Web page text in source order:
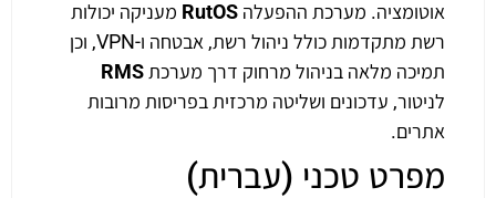
אוטומציה. מערכת ההפעלה RutOS מעניקה יכולות
רשת מתקדמות כולל ניהול רשת, אבטחה ו-VPN, וכן
תמיכה מלאה בניהול מרחוק דרך מערכת RMS
לניטור, עדכונים ושליטה מרכזית בפריסות מרובות
אתרים.
מפרט טכני (עברית)